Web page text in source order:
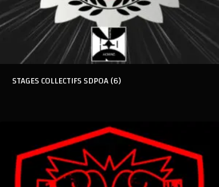
STAGES COLLECTIFS SDPOA(6)